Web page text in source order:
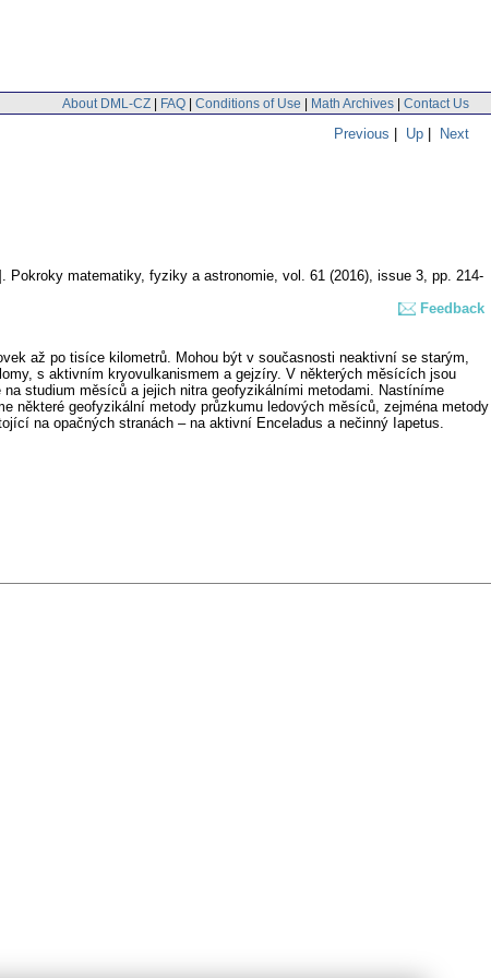
About DML-CZ | FAQ | Conditions of Use | Math Archives | Contact Us
Previous | Up | Next
Pokroky matematiky, fyziky a astronomie, vol. 61 (2016), issue 3, pp. 214-
Feedback
až po tisíce kilometrů. Mohou být v současnosti neaktivní se starým,
s aktivním kryovulkanismem a gejzíry. V některých měsících jsou
studium měsíců a jejich nitra geofyzikálními metodami. Nastíníme
některé geofyzikální metody průzkumu ledových měsíců, zejména metody
na opačných stranách – na aktivní Enceladus a nečinný Iapetus.